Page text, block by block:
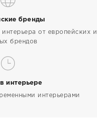
бренды
от европейских и
брендов
интерьере
интерьерами